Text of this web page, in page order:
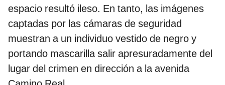
espacio resultó ileso. En tanto, las imágenes
captadas por las cámaras de seguridad
muestran a un individuo vestido de negro y
portando mascarilla salir apresuradamente del
lugar del crimen en dirección a la avenida